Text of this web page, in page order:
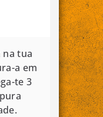
na tua
a em
te 3